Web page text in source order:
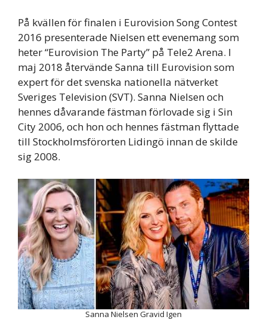
På kvällen för finalen i Eurovision Song Contest
2016 presenterade Nielsen ett evenemang som
heter “Eurovision The Party” på Tele2 Arena. I
maj 2018 återvände Sanna till Eurovision som
expert för det svenska nationella nätverket
Sveriges Television (SVT). Sanna Nielsen och
hennes dåvarande fästman förlovade sig i Sin
City 2006, och hon och hennes fästman flyttade
till Stockholmsförorten Lidingö innan de skilde
sig 2008.
Sanna Nielsen Gravid Igen